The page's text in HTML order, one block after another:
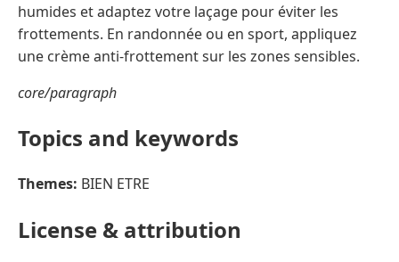
humides et adaptez votre laçage pour éviter les
frottements. En randonnée ou en sport, appliquez
une crème anti-frottement sur les zones sensibles.
core/paragraph
Topics and keywords
Themes: BIEN ETRE
License & attribution